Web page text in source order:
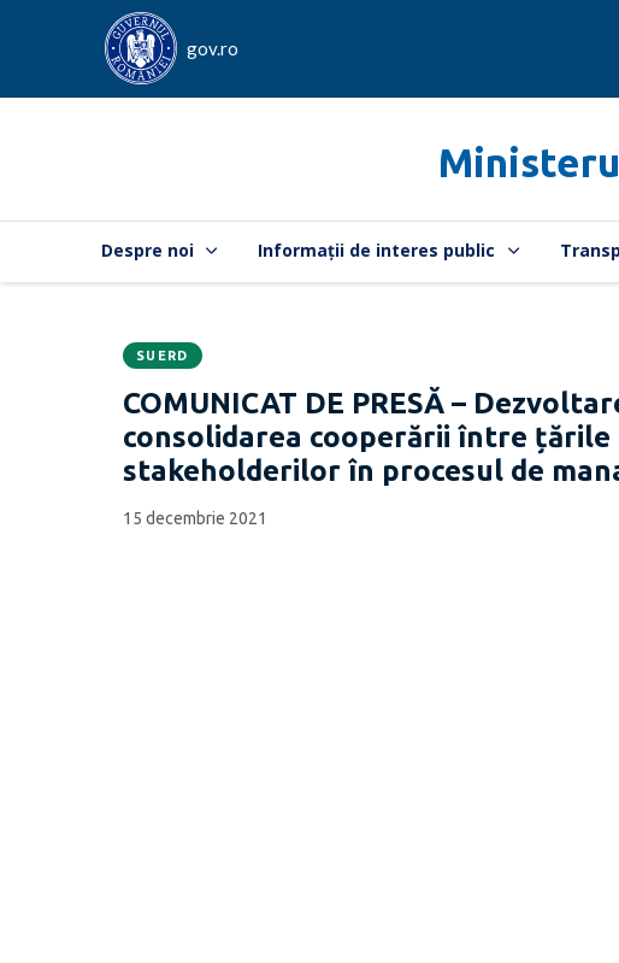
gov.ro
Despre noi Informații de interes public
CATEGORIA:
SUERD
COMUNICAT DE PRESĂ –
consolidarea cooperării între țările
stakeholderilor în procesul de
Data
publicării:
15 decembrie 2021